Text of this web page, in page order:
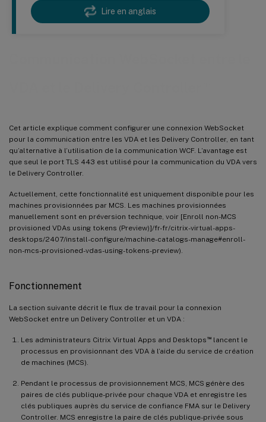
Lire en anglais
Cet article explique comment configurer une connexion WebSocket
pour la communication entre les VDA et les Delivery Controller, en tant
qu’alternative à l’utilisation de la communication WCF. L’avantage est
que seul le port TLS 443 est utilisé pour la communication du VDA vers
le Delivery Controller.
Actuellement, cette fonctionnalité est uniquement disponible pour les
machines provisionnées par MCS. Les machines provisionnées
manuellement sont en préversion technique, voir [Enroll non-MCS
provisioned VDAs using tokens (Preview)]/fr-fr/citrix-virtual-apps-
desktops/2407/install-configure/machine-catalogs-manage#enroll-
non-mcs-provisioned-vdas-using-tokens-preview).
Fonctionnement
La section suivante décrit le flux de travail pour la connexion
WebSocket entre un Delivery Controller et un VDA :
Les administrateurs Citrix Virtual Apps and Desktops ™lancent le
processus en provisionnant des VDA à l’aide du service de création
de machines (MCS).
Pendant le processus de provisionnement MCS, MCS génère des
paires de clés publique-privée pour chaque VDA et enregistre les
clés publiques auprès du service de confiance FMA sur le Delivery
Controller. MCS enregistre la paire de clés publique-privée sous